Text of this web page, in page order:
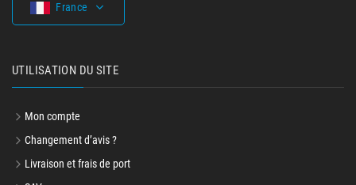
France
UTILISATION DU SITE
Mon compte
Changement d’avis ?
Livraison et frais de port